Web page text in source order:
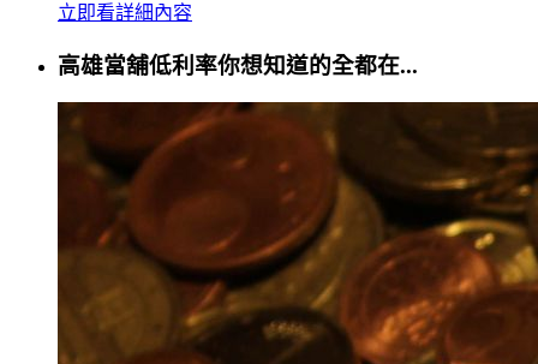
立即看詳細內容
高雄當舖低利率你想知道的全都在...